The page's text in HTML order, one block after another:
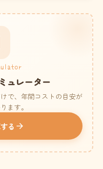
ュレーター
で、年間コストの目安が
ます。
る